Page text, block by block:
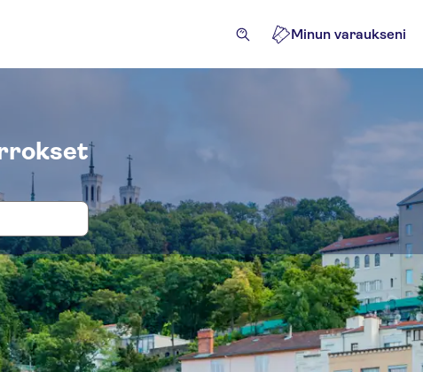
Minun varaukseni
ja liput paikkaan Quais de Saône
Retket Nähtävyydet ja opastetut retket